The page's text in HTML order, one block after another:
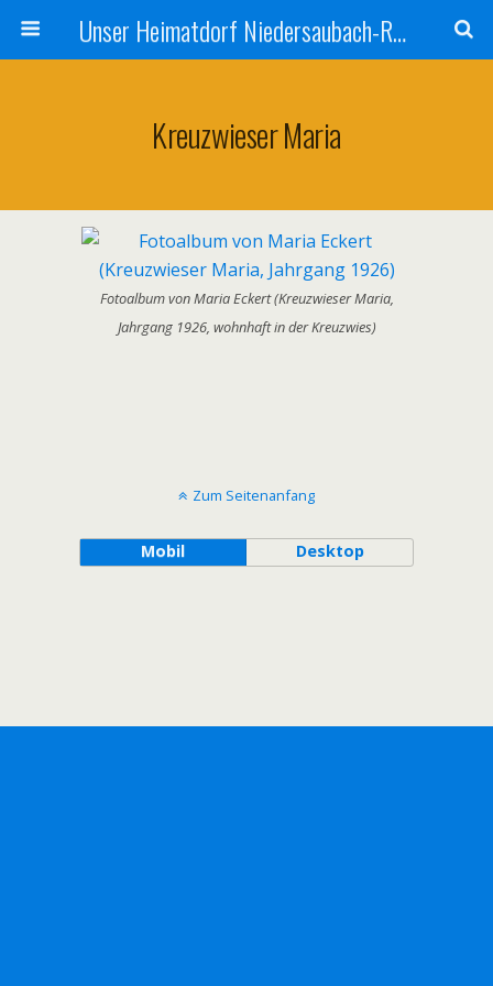
Unser Heimatdorf Niedersaubach-Rümmelbach
Kreuzwieser Maria
Fotoalbum von Maria Eckert (Kreuzwieser Maria,
Jahrgang 1926, wohnhaft in der Kreuzwies)
Zum Seitenanfang
Mobil Desktop